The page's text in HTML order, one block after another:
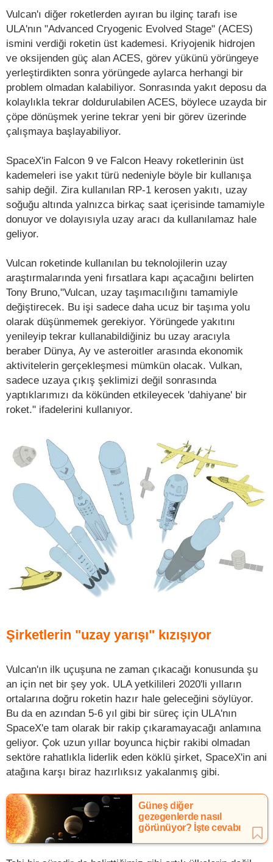
Vulcan'ı diğer roketlerden ayıran bu ilginç tarafı ise
ULA'nın "Advanced Cryogenic Evolved Stage" (ACES)
ismini verdiği roketin üst kademesi. Kriyojenik hidrojen
ve oksijenden güç alan ACES, görev yükünü yörüngeye
yerleştirdikten sonra yörüngede aylarca herhangi bir
problem olmadan kalabiliyor. Sonrasında yakıt deposu da
kolaylıkla tekrar doldurulabilen ACES, böylece uzayda bir
çöpe dönüşmek yerine tekrar yeni bir görev üzerinde
çalışmaya başlayabiliyor.
SpaceX'in Falcon 9 ve Falcon Heavy roketlerinin üst
kademeleri ise yakıt türü nedeniyle böyle bir kullanışa
sahip değil. Zira kullanılan RP-1 kerosen yakıtı, uzay
soğuğu altında yalnızca birkaç saat içerisinde tamamiyle
donuyor ve dolayısıyla uzay aracı da kullanılamaz hale
geliyor.
Vulcan roketinde kullanılan bu teknolojilerin uzay
araştırmalarında yeni fırsatlara kapı açacağını belirten
Tony Bruno,"Vulcan, uzay taşımacılığını tamamiyle
değiştirecek. Bu işi sadece daha ucuz bir taşıma yolu
olarak düşünmemek gerekiyor. Yörüngede yakıtını
yenileyip tekrar kullanabildiğiniz bu uzay aracıyla
beraber Dünya, Ay ve asteroitler arasında ekonomik
aktivitelerin gerçekleşmesi mümkün olacak. Vulkan,
sadece uzaya çıkış şeklimizi değil sonrasında
yaptıklarımızı da kökünden etkileyecek 'dahiyane' bir
roket." ifadelerini kullanıyor.
Şirketlerin "uzay yarışı" kızışıyor
Vulcan'ın ilk uçuşuna ne zaman çıkacağı konusunda şu
an için net bir şey yok. ULA yetkilileri 2020'li yılların
ortalarına doğru roketin hazır hale geleceğini söylüyor.
Bu da en azından 5-6 yıl gibi bir süreç için ULA'nın
SpaceX'e tam olarak bir rakip çıkaramayacağı anlamına
geliyor. Çok uzun yıllar boyunca hiçbir rakibi olmadan
sektöre rahatlıkla liderlik eden köklü şirket, SpaceX'in ani
atağına karşı biraz hazırlıksız yakalanmış gibi.
Güneş diğer
gezegenlerde nasıl
görünüyor? İşte cevabı